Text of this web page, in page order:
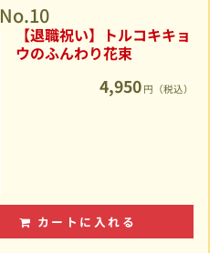
No.10
【退職祝い】トルコキキョ
ウのふんわり花束
4,950 円（税込）
カートに入れる